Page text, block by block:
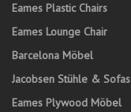
Eames Plastic Chairs
Eames Lounge Chair
Barcelona Möbel
Jacobsen Stühle & Sofas
Eames Plywood Möbel